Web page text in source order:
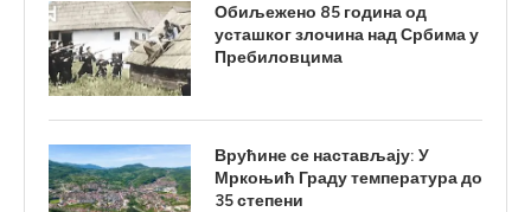
Обиљежено 85 година од
усташког злочина над Србима у
Пребиловцима
Врућине се настављају: У
Мркоњић Граду температура до
35 степени